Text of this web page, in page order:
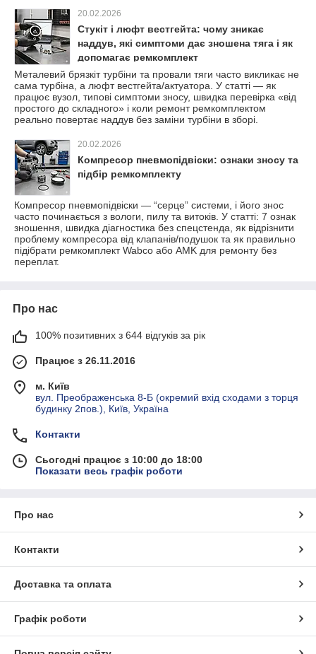
20.02.2026
Стукіт і люфт вестгейта: чому зникає
наддув, які симптоми дає зношена тяга і як
допомагає ремкомплект
Металевий брязкіт турбіни та провали тяги часто викликає не
сама турбіна, а люфт вестгейта/актуатора. У статті — як
працює вузол, типові симптоми зносу, швидка перевірка «від
простого до складного» і коли ремонт ремкомплектом
реально повертає наддув без заміни турбіни в зборі.
20.02.2026
Компресор пневмопідвіски: ознаки зносу та
підбір ремкомплекту
Компресор пневмопідвіски — “серце” системи, і його знос
часто починається з вологи, пилу та витоків. У статті: 7 ознак
зношення, швидка діагностика без спецстенда, як відрізнити
проблему компресора від клапанів/подушок та як правильно
підібрати ремкомплект Wabco або AMK для ремонту без
переплат.
Про нас
100% позитивних з 644 відгуків за рік
Працює з 26.11.2016
м. Київ
вул. Преображенська 8-Б (окремий вхід сходами з торця
будинку 2пов.), Київ, Україна
Контакти
Сьогодні працює з 10:00 до 18:00
Показати весь графік роботи
Про нас
Контакти
Доставка та оплата
Графік роботи